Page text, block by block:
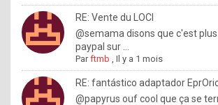
a
n
t
o
RE: Vente du LOCI
@semama disons que c'est
paypal sur ...
Parftmb ,Il y a 1 mois
RE: fantástico adaptador
@papyrus ouf cool que ça se